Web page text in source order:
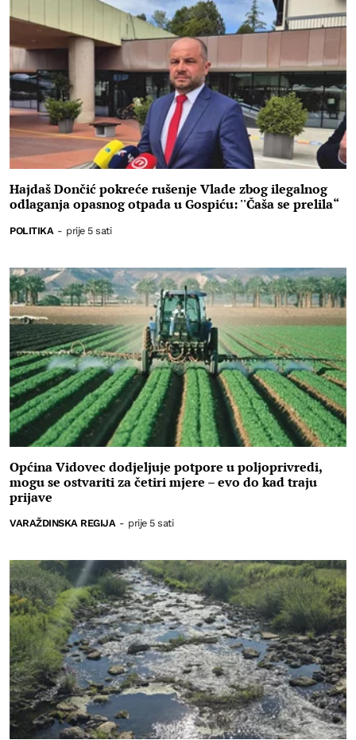
Hajdaš Dončić pokreće rušenje Vlade zbog ilegalnog
odlaganja opasnog otpada u Gospiću: ''Čaša se prelila“
POLITIKA - prije 5 sati
Općina Vidovec dodjeljuje potpore u poljoprivredi,
mogu se ostvariti za četiri mjere – evo do kad traju
prijave
VARAŽDINSKA REGIJA - prije 5 sati